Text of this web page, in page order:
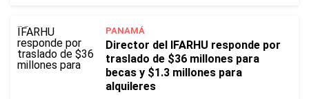
PANAMÁ
Director del IFARHU responde por
traslado de $36 millones para
becas y $1.3 millones para
alquileres